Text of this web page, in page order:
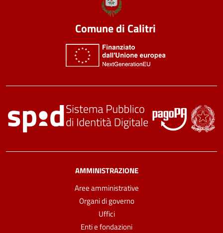
Comune di Calitri
AMMINISTRAZIONE
Aree amministrative
Organi di governo
Uffici
Enti e fondazioni